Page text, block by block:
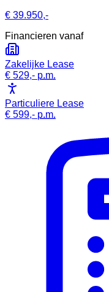
€ 39.950,-
Financieren vanaf
Zakelijke Lease
€ 529,- p.m.
Particuliere Lease
€ 599,- p.m.